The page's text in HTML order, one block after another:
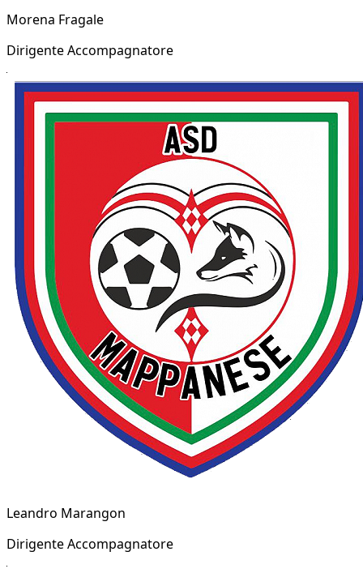
Morena Fragale
Dirigente Accompagnatore
Leandro Marangon
Dirigente Accompagnatore